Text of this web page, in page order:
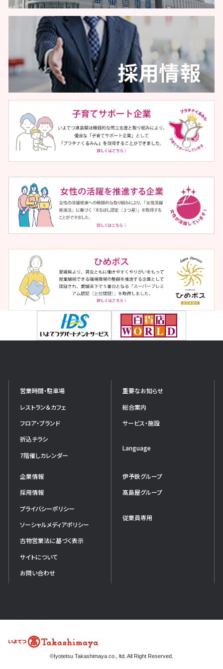
営業時間・駐車場
レストラン＆カフェ
フロア・ブランド
折込チラシ
7階催しカレンダー
重要なお知らせ
総合案内
サービス・施設
Language
企業情報
採用情報
プライバシーポリシー
ソーシャルメディアポリシー
古物営業法に基づく表示
サイトについて
お問い合わせ
伊予鉄グループ
髙島屋グループ
従業員専用
©Iyotetsu Takashimaya co., ltd. All Right Reserved.